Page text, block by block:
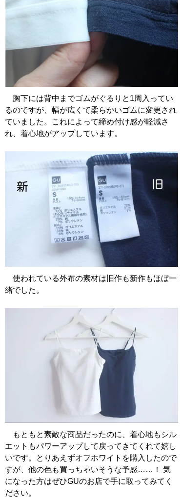
胸下には背中までゴムがぐるりと1周入ってい
るのですが、幅が広くて柔らかいゴムに変更され
ていました。これによって締め付け感が軽減さ
れ、着心地がアップしています。
使われている外布の素材は旧作も新作もほぼ一
緒でした。
もともと素敵な商品だったのに、着心地もシル
エットもパワーアップして戻ってきてくれて嬉し
いです。とりあえずオフホワイトを購入したので
すが、他の色も買っちゃいそうな予感……！ 気
になった方はぜひGUのお店で手に取ってみてく
ださい。